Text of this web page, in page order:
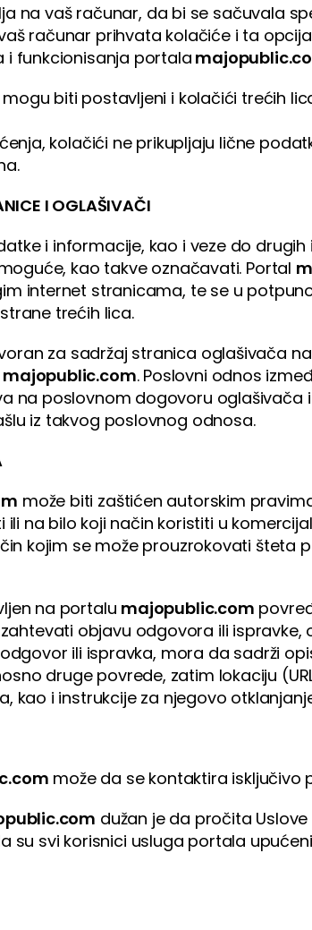
na vaš računar, da bi se sačuvala
računar prihvata kolačiće i ta
i funkcionisanja portala
biti postavljeni i kolačići trećih
kolačići ne prikupljaju lične
I OGLAŠIVAČI
i informacije, kao i veze do
kao takve označavati. Portal
internet stranicama, te se u
trećih lica.
za sadržaj stranica oglašivača
majopublic.com. Poslovni odnos
na poslovnom dogovoru oglašivača
iz takvog poslovnog odnosa.
može biti zaštićen autorskim
na bilo koji način koristiti u
kojim se može prouzrokovati šteta
na portalu majopublic.com
objavu odgovora ili
ili ispravka, mora da sadrži
druge povrede, zatim lokaciju
kao i instrukcije za njegovo
može da se kontaktira isključivo
dužan je da pročita
su svi korisnici usluga portala